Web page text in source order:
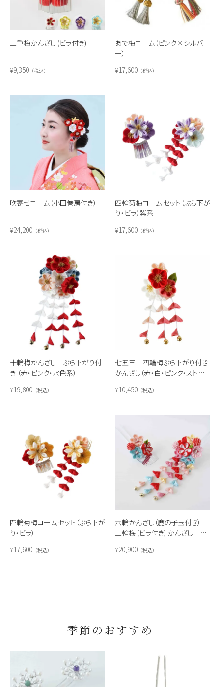
三重梅かんざし (ビラ付き)
¥9,350 税込
あで梅コーム（ピンク×シルバ
ー）
¥17,600 税込
吹寄せコーム（小田巻房付き）
¥24,200 税込
四輪菊梅コーム セット（ぶら下が
り・ビラ）紫系
¥17,600 税込
十輪梅かんざし ぶら下がり付
き （赤・ピンク・水色系）
¥19,800 税込
七五三 四輪梅ぶら下がり付き
かんざし（赤・白・ピンク・ストロ
¥10,450 税込
四輪菊梅コーム セット（ぶら下が
り・ビラ）
¥17,600 税込
六輪かんざし（鹿の子玉付き）
三輪梅（ビラ付き）かんざし セ
¥20,900 税込
季節のおすすめ